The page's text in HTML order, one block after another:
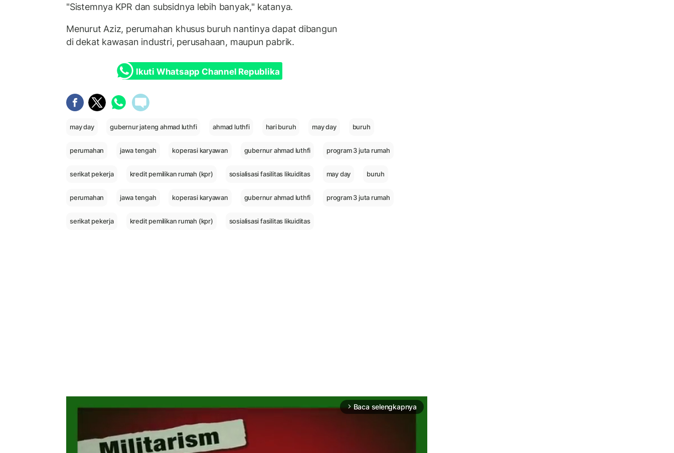
"Sistemnya KPR dan subsidnya lebih banyak," katanya.
Menurut Aziz, perumahan khusus buruh nantinya dapat dibangun
di dekat kawasan industri, perusahaan, maupun pabrik.
Ikuti Whatsapp Channel Republika
may day gubernur jateng ahmad luthfi ahmad luthfi hari buruh may day buruh
perumahan jawa tengah koperasi karyawan gubernur ahmad luthfi program 3 juta rumah
serikat pekerja kredit pemilikan rumah (kpr) sosialisasi fasilitas likuiditas may day buruh
perumahan jawa tengah koperasi karyawan gubernur ahmad luthfi program 3 juta rumah
serikat pekerja kredit pemilikan rumah (kpr) sosialisasi fasilitas likuiditas
arrow_forward_ios Baca selengkapnya